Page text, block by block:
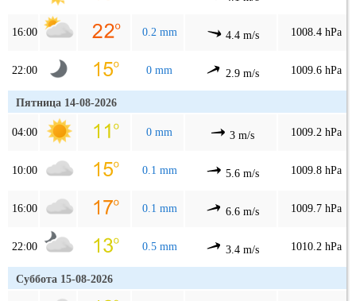
16:00 0.2 mm 4.4 m/s 1008.4 hPa
22:00 0 mm 2.9 m/s 1009.6 hPa
Пятница 14-08-2026
04:00 0 mm 3 m/s 1009.2 hPa
10:00 0.1 mm 5.6 m/s 1009.8 hPa
16:00 0.1 mm 6.6 m/s 1009.7 hPa
22:00 0.5 mm 3.4 m/s 1010.2 hPa
Суббота 15-08-2026